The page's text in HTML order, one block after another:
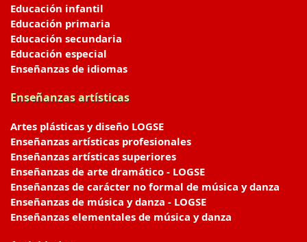
Educación infantil
Educación primaria
Educación secundaria
Educación especial
Enseñanzas de idiomas
Enseñanzas artísticas
Artes plásticas y diseño LOGSE
Enseñanzas artísticas profesionales
Enseñanzas artísticas superiores
Enseñanzas de arte dramático - LOGSE
Enseñanzas de carácter no formal de música y danza
Enseñanzas de música y danza - LOGSE
Enseñanzas elementales de música y danza